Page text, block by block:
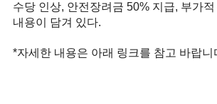
수당 인상, 안전장려금 50% 지급, 부가
내용이 담겨 있다.
*자세한 내용은 아래 링크를 참고 바랍니